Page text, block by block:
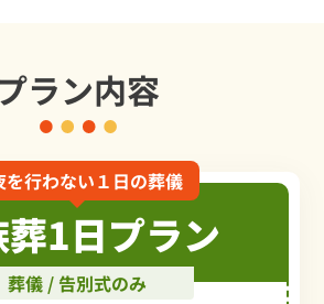
ラン内容
を行わない１日の葬儀
1日プラン
葬儀 / 告別式のみ